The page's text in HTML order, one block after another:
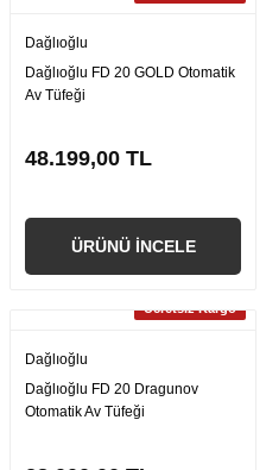
Dağlıoğlu
Dağlıoğlu FD 20 GOLD Otomatik
Av Tüfeği
48.199,00 TL
ÜRÜNÜ İNCELE
Ücretsiz Kargo
Dağlıoğlu
Dağlıoğlu FD 20 Dragunov
Otomatik Av Tüfeği